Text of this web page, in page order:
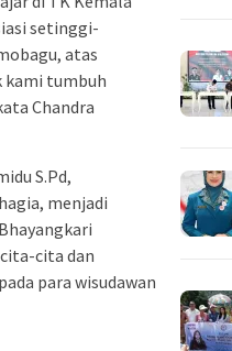
setinggi-
atas
kami tumbuh
Chandra
S.Pd,
menjadi
cita dan
para wisudawan